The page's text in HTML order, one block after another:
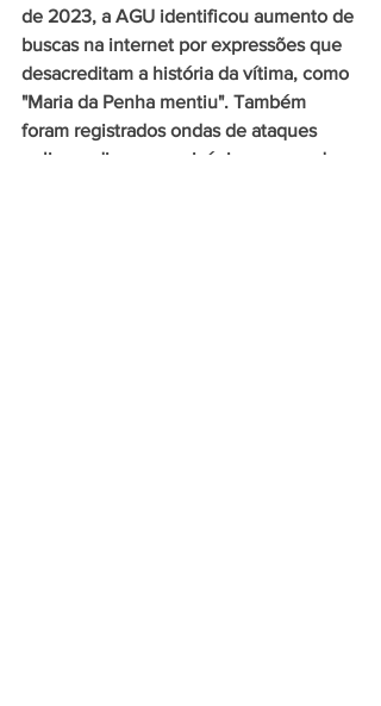
de 2023, a AGU identificou aumento de
buscas na internet por expressões que
desacreditam a história da vítima, como
"Maria da Penha mentiu". Também
foram registrados ondas de ataques
online e discursos misóginos nas redes